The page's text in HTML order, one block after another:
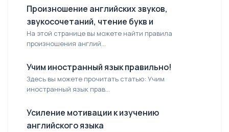
Произношение английских звуков,
звукосочетаний, чтение букв и
На этой странице вы можете найти правила
произношения англий...
Учим иностранный язык правильно!
Здесь вы можете прочитать статью: Учим
иностранный язык прав...
Усиление мотивации к изучению
английского языка